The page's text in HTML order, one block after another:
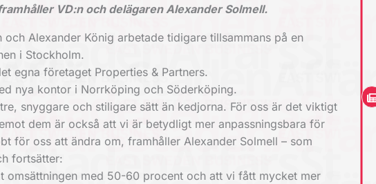
VD:n och delägaren Alexander Solmell.
Alexander König arbetade tidigare tillsammans på en
i Stockholm.
egna företaget Properties & Partners.
nya kontor i Norrköping och Söderköping.
snyggare och stiligare sätt än kedjorna. För oss är det viktigt
dem är också att vi är betydligt mer anpassningsbara för
för oss att ändra om, framhåller Alexander Solmell – som
fortsätter:
med 50-60 procent och att vi fått mycket mer